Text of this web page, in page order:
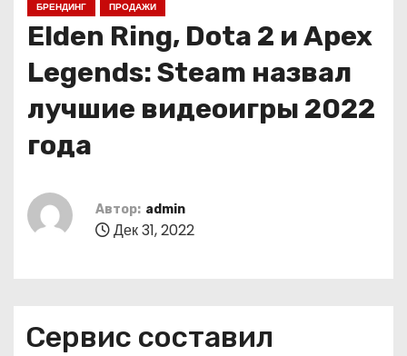
БРЕНДИНГ ПРОДАЖИ
Elden Ring, Dota 2 и Apex
Legends: Steam назвал
лучшие видеоигры 2022
года
Автор: admin
Дек 31, 2022
Сервис составил